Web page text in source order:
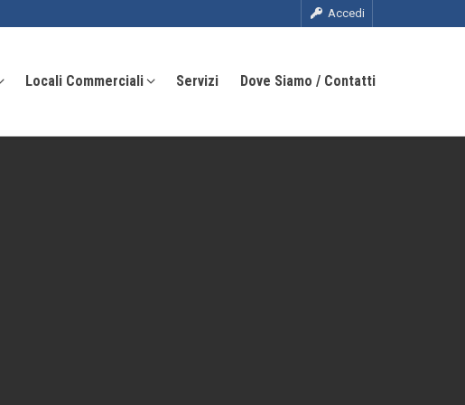
Accedi
Locali Commerciali Servizi Dove Siamo / Contatti